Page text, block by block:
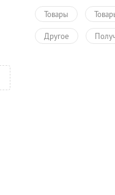
Товары
Другое